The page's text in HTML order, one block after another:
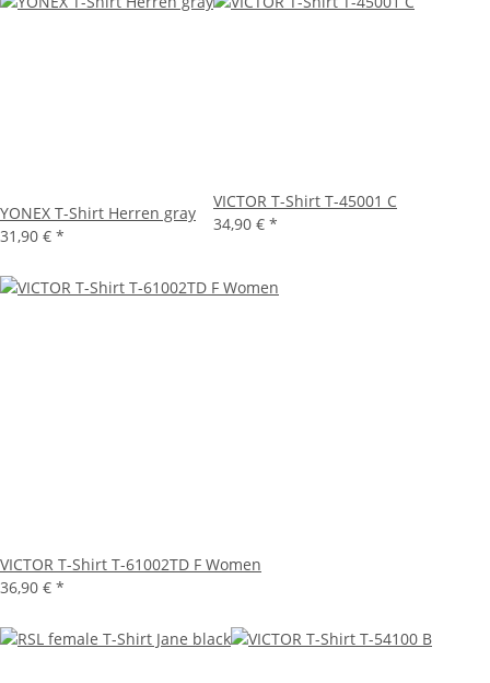
YONEX T-Shirt Herren gray
31,90 € *
VICTOR T-Shirt T-45001 C
34,90 € *
VICTOR T-Shirt T-61002TD F Women
36,90 € *